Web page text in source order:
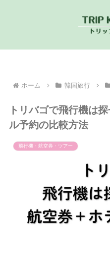
ホーム 韓国旅行
トリバゴで飛行機は
ル予約の比較方法
飛行機・航空券・ツアー